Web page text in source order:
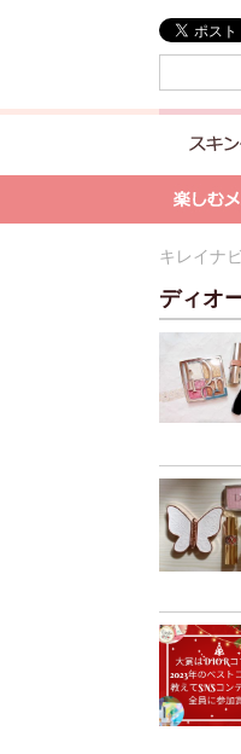
キレイナ
ディオ